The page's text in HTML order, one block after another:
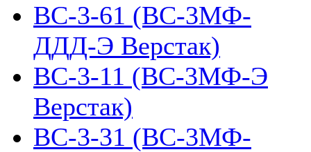
ВС-3-61 (ВС-3МФ-
ДДД-Э Верстак)
ВС-3-11 (ВС-3МФ-Э
Верстак)
ВС-3-31 (ВС-3МФ-